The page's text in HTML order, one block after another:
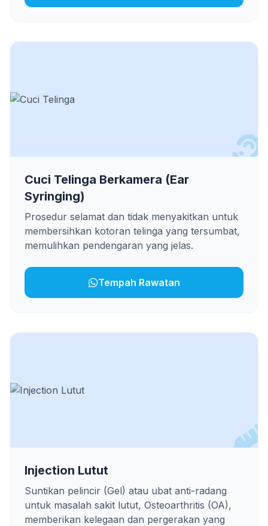
Cuci Telinga Berkamera (Ear
Syringing)
Prosedur selamat dan tidak menyakitkan untuk
membersihkan kotoran telinga yang tersumbat,
memulihkan pendengaran yang jelas.
Tempah Rawatan
Injection Lutut
Suntikan pelincir (Gel) atau ubat anti-radang
untuk masalah sakit lutut, Osteoarthritis (OA),
memberikan kelegaan dan pergerakan yang